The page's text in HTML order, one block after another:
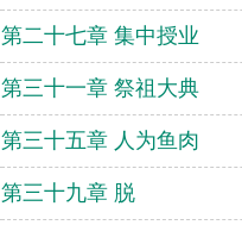
第二十七章 集中授业
第三十一章 祭祖大典
第三十五章 人为鱼肉
第三十九章 脱